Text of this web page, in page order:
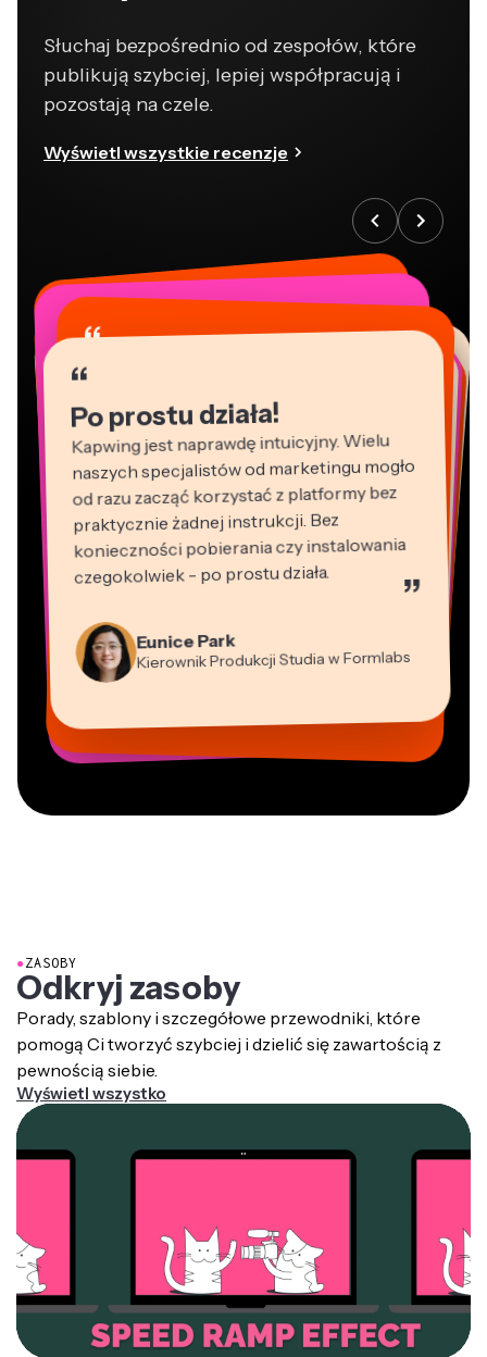
Słuchaj bezpośrednio od zespołów, które
publikują szybciej, lepiej współpracują i
pozostają na czele.
Wyświetl wszystkie recenzje
“
Po prostu działa!
Kapwing jest naprawdę intuicyjny. Wielu
naszych specjalistów od marketingu mogło
od razu zacząć korzystać z platformy bez
praktycznie żadnej instrukcji. Bez
konieczności pobierania czy instalowania
czegokolwiek - po prostu działa. ”
Eunice Park
Kierownik Produkcji Studia w Formlabs
“
“
AuthentIQMarketing.com
Panos Papagapiou
Wspólnik zarządzający w EPATHLON
“
Kerry-lee Farla
Gracie Peng
“
Heidi Rae
Edukacja
“
Konsultant
“
“
Dina Segovia
●ZASOBY
Odkryj zasoby
Porady, szablony i szczegółowe przewodniki, które
pomogą Ci tworzyć szybciej i dzielić się zawartością z
pewnością siebie.
Wyświetl wszystko